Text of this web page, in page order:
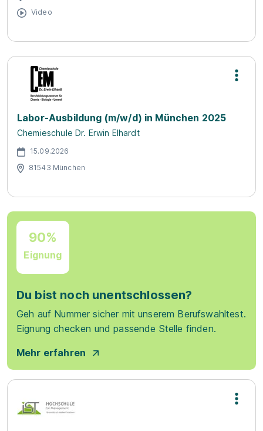
Video
Labor-Ausbildung (m/w/d) in München 2025
Chemieschule Dr. Erwin Elhardt
15.09.2026
81543 München
90%
Eignung
Du bist noch unentschlossen?
Geh auf Nummer sicher mit unserem Berufswahltest.
Eignung checken und passende Stelle finden.
Mehr erfahren